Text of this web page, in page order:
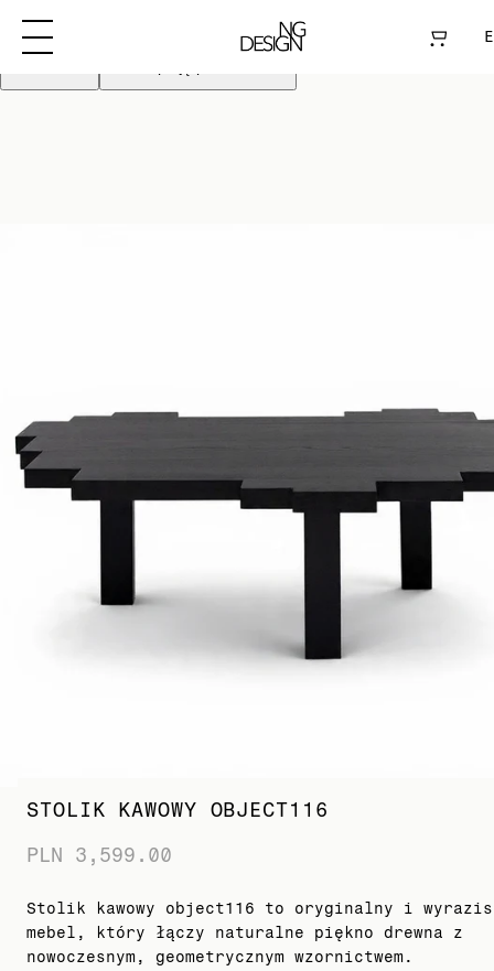
strony. Kontynuując akceptujesz pliki
STOLIK KAWOWY OBJECT116
PLN 3,599.00
Stolik kawowy object116 to oryginalny i
mebel, który łączy naturalne piękno drewna z
nowoczesnym, geometrycznym wzornictwem.